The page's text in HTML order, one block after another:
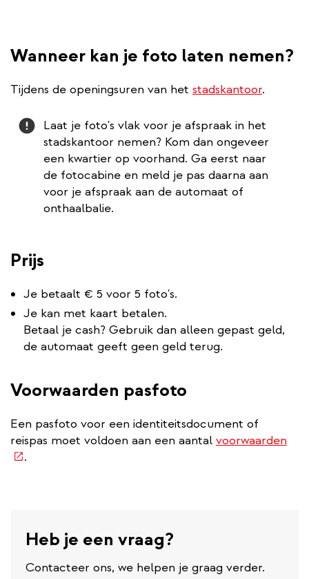
Wanneer kan je foto laten nemen?
Tijdens de openingsuren van het stadskantoor.
Attention
Laat je foto's vlak voor je afspraak in het
stadskantoor nemen? Kom dan ongeveer
een kwartier op voorhand. Ga eerst naar
de fotocabine en meld je pas daarna aan
voor je afspraak aan de automaat of
onthaalbalie.
Prijs
Je betaalt € 5 voor 5 foto's.
Je kan met kaart betalen.
Betaal je cash? Gebruik dan alleen gepast geld,
de automaat geeft geen geld terug.
Voorwaarden pasfoto
Een pasfoto voor een identiteitsdocument of
reispas moet voldoen aan een aantal voorwaarden
.
Heb je een vraag?
Contacteer ons, we helpen je graag verder.